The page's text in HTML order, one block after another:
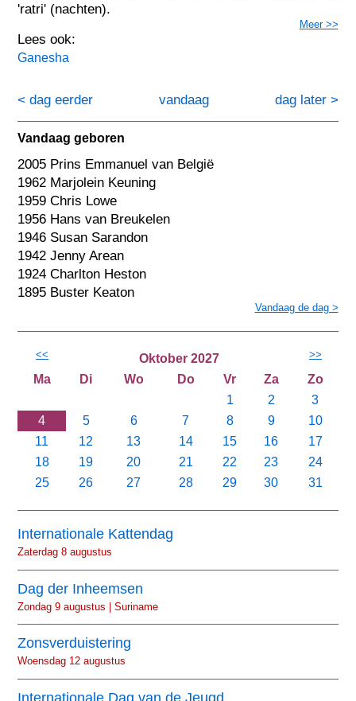
'ratri' (nachten).
Meer >>
Lees ook:
Ganesha
< dag eerder dag later >
vandaag
Vandaag geboren
2005 Prins Emmanuel van België
1962 Marjolein Keuning
1959 Chris Lowe
1956 Hans van Breukelen
1946 Susan Sarandon
1942 Jenny Arean
1924 Charlton Heston
1895 Buster Keaton
Vandaag de dag >
<< Oktober 2027 >>
Ma Di Wo Do Vr Za
Zo
1
2
3
4
5 6 7 8 9
10
11
12 13 14 15 16
17
18
19 20 21 22 23
24
25
26 27 28 29 30 31
Internationale Kattendag
Zaterdag 8 augustus
Dag der Inheemsen
Zondag 9 augustus | Suriname
Zonsverduistering
Woensdag 12 augustus
Internationale Dag van de Jeugd